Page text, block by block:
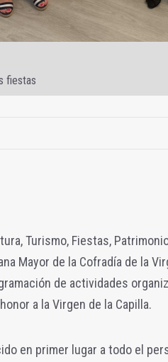
fiestas
Turismo, Fiestas,
Mayor de la Cofradía de la
de actividades
a la Virgen de la Capilla.
en primer lugar a todo el